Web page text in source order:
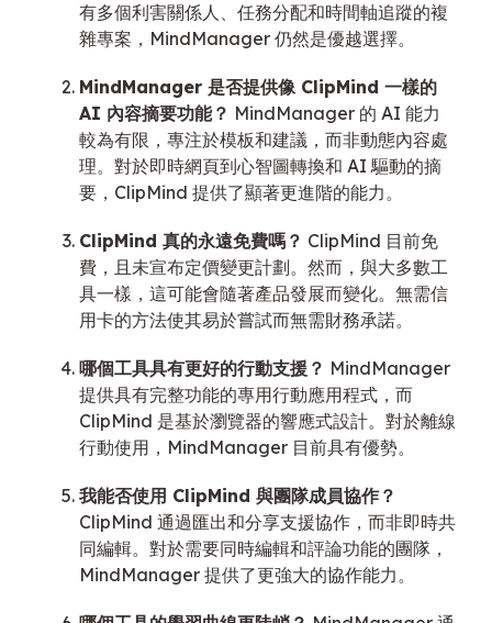
有多個利害關係人、任務分配和時間軸追蹤的複
雜專案，MindManager 仍然是優越選擇。
MindManager 是否提供像 ClipMind 一樣的
AI 內容摘要功能？ MindManager 的 AI 能力
較為有限，專注於模板和建議，而非動態內容處
理。對於即時網頁到心智圖轉換和 AI 驅動的摘
要，ClipMind 提供了顯著更進階的能力。
ClipMind 真的永遠免費嗎？ ClipMind 目前免
費，且未宣布定價變更計劃。然而，與大多數工
具一樣，這可能會隨著產品發展而變化。無需信
用卡的方法使其易於嘗試而無需財務承諾。
哪個工具具有更好的行動支援？ MindManager
提供具有完整功能的專用行動應用程式，而
ClipMind 是基於瀏覽器的響應式設計。對於離線
行動使用，MindManager 目前具有優勢。
我能否使用 ClipMind 與團隊成員協作？
ClipMind 通過匯出和分享支援協作，而非即時共
同編輯。對於需要同時編輯和評論功能的團隊，
MindManager 提供了更強大的協作能力。